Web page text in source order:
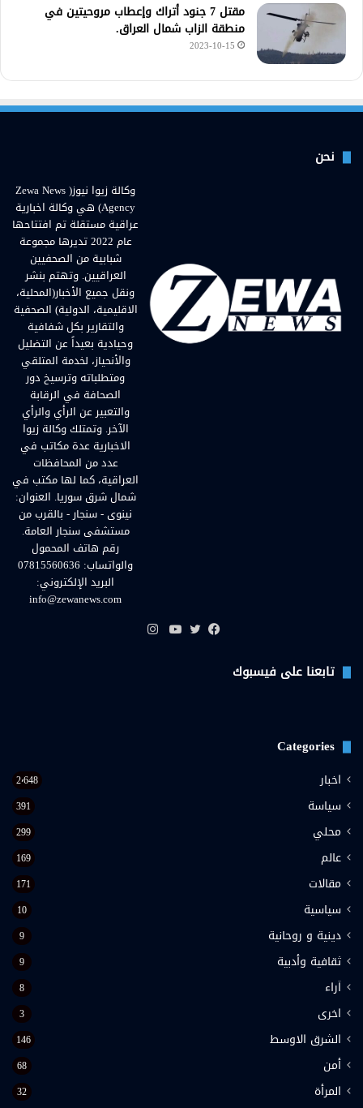
مقتل 7 جنود أتراك وإعطاب مروحيتين في
منطقة الزاب شمال العراق.
2023-10-15
نحن
وكالة زيوا نيوز( Zewa News
Agency) هي وكالة اخبارية
عراقية مستقلة تم افتتاحها
عام 2022 تديرها مجموعة
شبابية من الصحفيين
العراقيين. وتهتم بنشر
ونقل جميع الأخبار(المحلية،
الاقليمية، الدولية) الصحفية
والتقارير بكل شفافية
وحيادية بعيداً عن التضليل
والأنحياز، لخدمة المتلقي
ومتطلباته وترسيخ دور
الصحافة في الرقابة
والتعبير عن الرأي والرأي
الآخر. وتمتلك وكالة زيوا
الاخبارية عدة مكاتب في
عدد من المحافظات
العراقية، كما لها مكتب في
شمال شرق سوريا. العنوان:
نينوى - سنجار - بالقرب من
مستشفى سنجار العامة.
رقم هاتف المحمول
والواتساب: 07815560636
البريد الإلكتروني:
info@zewanews.com
تابعنا على فيسبوك
Categories
اخبار 2٬648
سياسة 391
محلي 299
عالم 169
مقالات 171
سياسية 10
دينية و روحانية 9
ثقافية وأدبية 9
اَراء 8
اخرى 3
الشرق الاوسط 146
أمن 68
المرأة 32